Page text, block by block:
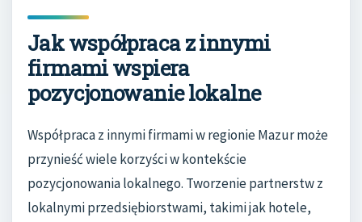
Jak współpraca z innymi
firmami wspiera
pozycjonowanie lokalne
Współpraca z innymi firmami w regionie Mazur może
przynieść wiele korzyści w kontekście
pozycjonowania lokalnego. Tworzenie partnerstw z
lokalnymi przedsiębiorstwami, takimi jak hotele,